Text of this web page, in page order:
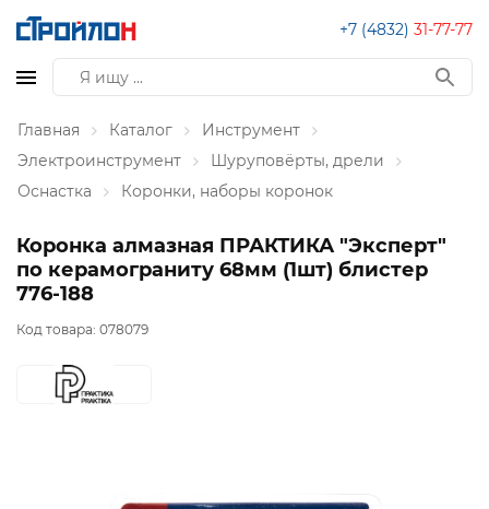
+7 (4832) 31-77-77
Главная Каталог
Инструмент
Электроинструмент
Шуруповёрты, дрели
Оснастка
Коронки, наборы коронок
Коронка алмазная ПРАКТИКА "Эксперт"
по керамограниту 68мм (1шт) блистер
776-188
Код товара: 078079